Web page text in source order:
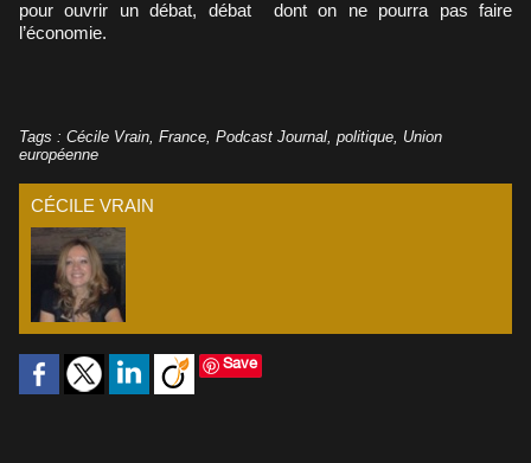
pour ouvrir un débat, débat dont on ne pourra pas faire
l’économie.
Tags : Cécile Vrain, France, Podcast Journal, politique, Union
européenne
CÉCILE VRAIN
Save